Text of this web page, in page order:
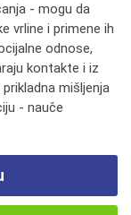
- mogu da
vrline i primene ih
odnose,
kontakte i iz
mišljenja
- nauče